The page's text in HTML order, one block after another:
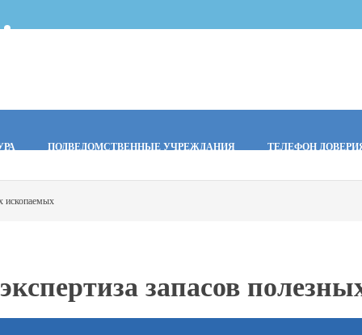
ПОДВЕДОМСТВЕННЫЕ УЧРЕЖДАНИЯ ТЕЛЕФОН
ископаемых
запасов